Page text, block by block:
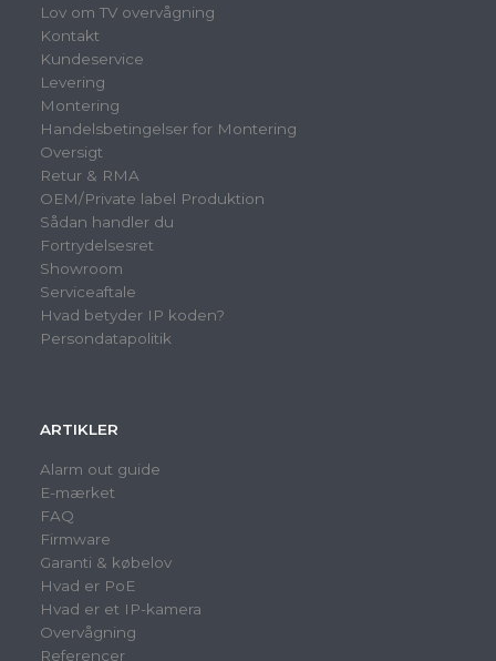
Lov om TV overvågning
Kontakt
Kundeservice
Levering
Montering
Handelsbetingelser for Montering
Oversigt
Retur & RMA
OEM/Private label Produktion
Sådan handler du
Fortrydelsesret
Showroom
Serviceaftale
Hvad betyder IP koden?
Persondatapolitik
ARTIKLER
Alarm out guide
E-mærket
FAQ
Firmware
Garanti & købelov
Hvad er PoE
Hvad er et IP-kamera
Overvågning
Referencer